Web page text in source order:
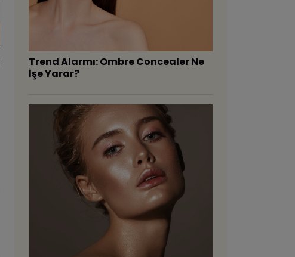
Trend Alarmı: Ombre Concealer Ne
İşe Yarar?